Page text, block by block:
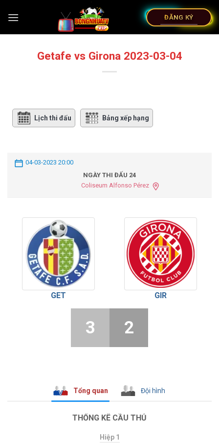
ĐĂNG KÝ
Getafe vs Girona 2023-03-04
Lịch thi đấu Bảng xếp hạng
04-03-2023 20:00
NGÀY THI ĐẤU 24
Coliseum Alfonso Pérez
GET GIR
3 2
Tổng quan Đội hình
THỐNG KÊ CẦU THỦ
Hiệp 1